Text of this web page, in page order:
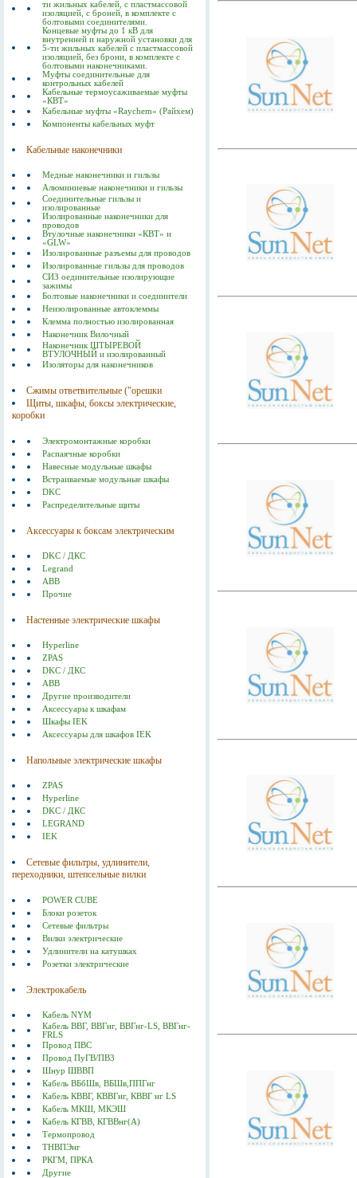
ти жильных кабелей, с пластмассовой
изоляцией, с броней, в комплекте с
болтовыми соединителями.
Концевые муфты до 1 кВ для
внутренней и наружной установки для
5-ти жильных кабелей с пластмассовой
изоляцией, без брони, в комплекте с
болтовыми наконечниками.
Муфты соединительные для
контрольных кабелей
Кабельные термоусаживаемые муфты
«КВТ»
Кабельные муфты «Raychem» (Райхем)
Компоненты кабельных муфт
Кабельные наконечники
Медные наконечники и гильзы
Алюминиевые наконечники и гильзы
Соединительные гильзы и
изолированные
Изолированные наконечники для
проводов
Втулочные наконечники «КВТ» и
«GLW»
Изолированные разъемы для проводов
Изолированные гильзы для проводов
СИЗ оединительные изолирующие
зажимы
Болтовые наконечники и соединители
Неизолированные автоклеммы
Клемма полностью изолированная
Наконечник Вилочный
Наконечник ШТЫРЕВОЙ
ВТУЛОЧНЫЙ и изолированный
Изоляторы для наконечников
Сжимы ответвительные ("орешки
Щиты, шкафы, боксы электрические,
коробки
Электромонтажные коробки
Распаячные коробки
Навесные модульные шкафы
Встраиваемые модульные шкафы
DKC
Распределительные щиты
Аксессуары к боксам электрическим
DKC / ДКС
Legrand
ABB
Прочие
Настенные электрические шкафы
Hyperline
ZPAS
DKC / ДКС
ABB
Другие производители
Аксессуары к шкафам
Шкафы IEK
Аксессуары для шкафов IEK
Напольные электрические шкафы
ZPAS
Hyperline
DKC / ДКС
LEGRAND
IEK
Сетевые фильтры, удлинители,
переходники, штепсельные вилки
POWER CUBE
Блоки розеток
Сетевые фильтры
Вилки электрические
Удлинители на катушках
Розетки электрические
Электрокабель
Кабель NYM
Кабель ВВГ, ВВГнг, ВВГнг-LS, ВВГнг-
FRLS
Провод ПВС
Провод ПуГВ/ПВ3
Шнур ШВВП
Кабель ВБбШв, ВБШв,ППГнг
Кабель КВВГ, КВВГнг, КВВГ нг LS
Кабель МКШ, МКЭШ
Кабель КГВВ, КГВВнг(А)
Термопровод
ТНВПЭнг
РКГМ, ПРКА
Другие